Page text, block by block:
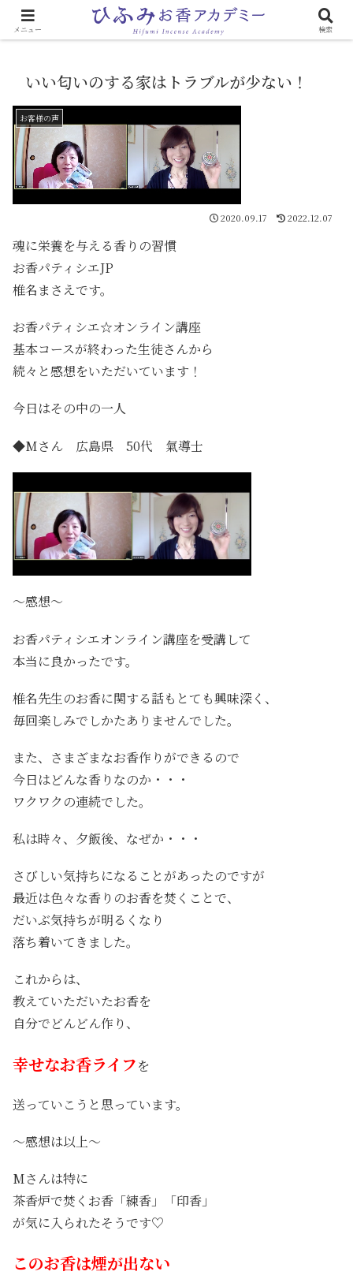
心と体に効く「お香のある生活」
いい匂いのする家はトラブルが少ない！
お客様の声
2020.09.17 2022.12.07
魂に栄養を与える香りの習慣
お香パティシエJP
椎名まさえです。
お香パティシエ☆オンライン講座
基本コースが終わった生徒さんから
続々と感想をいただいています！
今日はその中の一人
◆Mさん 広島県 50代 氣導士
～感想～
お香パティシエオンライン講座を受講して
本当に良かったです。
椎名先生のお香に関する話もとても興味深く、
毎回楽しみでしかたありませんでした。
また、さまざまなお香作りができるので
今日はどんな香りなのか・・・
ワクワクの連続でした。
私は時々、夕飯後、なぜか・・・
さびしい気持ちになることがあったのですが
最近は色々な香りのお香を焚くことで、
だいぶ気持ちが明るくなり
落ち着いてきました。
これからは、
教えていただいたお香を
自分でどんどん作り、
幸せなお香ライフを
送っていこうと思っています。
～感想は以上～
Mさんは特に
茶香炉で焚くお香「練香」「印香」
が気に入られたそうです♡
このお香は煙が出ない
メニュー 検索